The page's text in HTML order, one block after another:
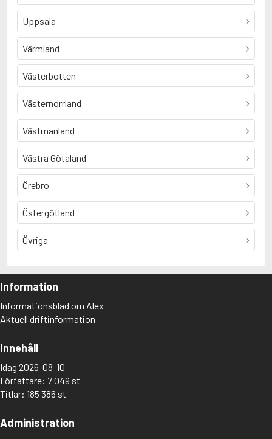
Uppsala
Värmland
Västerbotten
Västernorrland
Västmanland
Västra Götaland
Örebro
Östergötland
Övriga
Information
Informationsblad om Alex
Aktuell driftinformation
Innehåll
Idag 2026-08-10
Författare: 7 049 st
Titlar: 185 386 st
Administration